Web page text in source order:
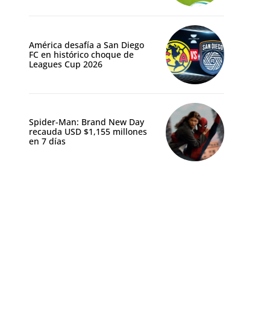
América desafía a San Diego
FC en histórico choque de
Leagues Cup 2026
Spider-Man: Brand New Day
recauda USD $1,155 millones
en 7 días